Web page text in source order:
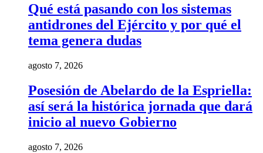
Qué está pasando con los sistemas
antidrones del Ejército y por qué el
tema genera dudas
agosto 7, 2026
Posesión de Abelardo de la Espriella:
así será la histórica jornada que dará
inicio al nuevo Gobierno
agosto 7, 2026